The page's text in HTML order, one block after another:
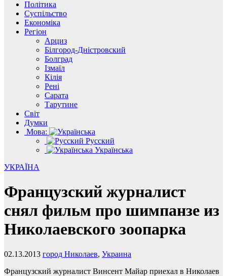
Політика
Суспільство
Економіка
Регіон
Арциз
Білгород-Дністровский
Болград
Ізмаїл
Кілія
Рені
Сарата
Тарутине
Світ
Думки
Мова:
Русский
Українська
УКРАЇНА
Французский журналист
снял фильм про шимпанзе из
Николаевского зоопарка
02.13.2013 город Николаев, Украина
Французский журналист Винсент Майар приехал в Николаев